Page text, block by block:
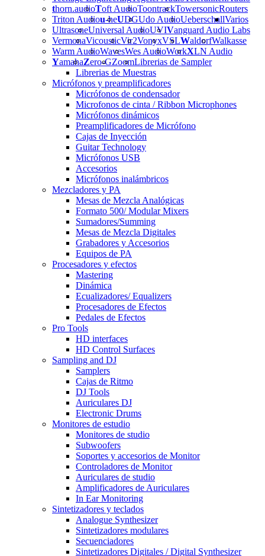
thorn.audioToft AudioToontrackTowersonic
Triton Audiou-heUDGUdo AudioUeberschall
UltrasoneUniversal AudioUVIVanguard Audio Labs
VermonaVicousticVir2VonyxVSLWaldorfWalkasse
Warm AudioWavesWes AudioWorkXLN Audio
YamahaZero-GZoom
Routers
Varios
Librerias de Sampler
Librerias de Muestras
Micrófonos y preamplificadores
Micrófonos de condensador
Microfonos de cinta / Ribbon Microphones
Micrófonos dinámicos
Preamplificadores de Micrófono
Cajas de Inyección
Guitar Technology
Micrófonos USB
Accesorios
Micrófonos inalámbricos
Mezcladores y PA
Mesas de Mezcla Analógicas
Formato 500/ Modular Mixers
Sumadores/Summing
Mesas de Mezcla Digitales
Grabadores y Accesorios
Equipos de PA
Procesadores y efectos
Mastering
Dinámica
Ecualizadores/ Equalizers
Procesadores de Efectos
Pedales de Efectos
Pro Tools
HD interfaces
HD Control Surfaces
Sampling and DJ
Samplers
Cajas de Ritmo
DJ Tools
Auriculares DJ
Electronic Drums
Monitores de estudio
Monitores de studio
Subwoofers
Soportes y accesorios de Monitor
Controladores de Monitor
Auriculares de studio
Amplificadores de Auriculares
In Ear Monitoring
Sintetizadores y teclados
Analogue Synthesizer
Sintetizadores modulares
Secuenciadores
Sintetizadores Digitales / Digital Synthesizer